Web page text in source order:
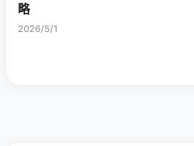
略
2026/5/1